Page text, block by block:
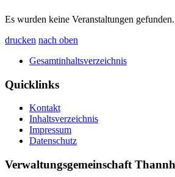
Es wurden keine Veranstaltungen gefunden.
drucken nach oben
Gesamtinhaltsverzeichnis
Quicklinks
Kontakt
Inhaltsverzeichnis
Impressum
Datenschutz
Verwaltungsgemeinschaft